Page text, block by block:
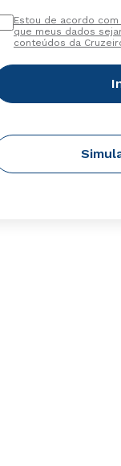
Estou de acordo
que meus dados
conteúdos da